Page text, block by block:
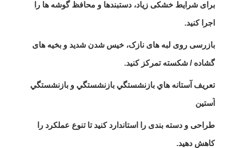
برای شرایط خشکی زیاد، دستبندها و محافظ گوشه ها را
اجرا کنید.
بازرسی روی لبه های نازک، خیس شدن شدید و بخیه های
گشاده / شکسته تمرکز کنید.
تعريف آستانه هاي بازنشستگي بازنشستگي و بازنشستگي
آستين
طراحی و دسته بندی را استاندارد کنید تا تنوع عملکرد را
کاهش دهید.